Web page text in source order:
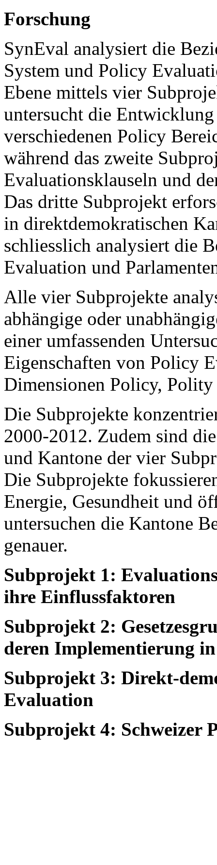
Forschung
SynEval analysiert die
System und Policy
Ebene mittels vier
untersucht die
verschiedenen Policy
während das zweite
Evaluationsklauseln und
Das dritte Subprojekt
in direktdemokratischen
schliesslich analysiert die
Evaluation und
Alle vier Subprojekte
abhängige oder
einer umfassenden
Eigenschaften von Policy
Dimensionen Policy,
Die Subprojekte
2000-2012. Zudem sind
und Kantone der vier
Die Subprojekte
Energie, Gesundheit und
untersuchen die Kantone
genauer.
Subprojekt 1:
ihre Einflussfaktoren
Subprojekt 2:
deren Implementierung
Subprojekt 3: Direkt-
Evaluation
Subprojekt 4: Schweizer